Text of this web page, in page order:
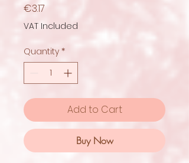
€3.17Price
VAT Included
Quantity *
Add to Cart
Buy Now